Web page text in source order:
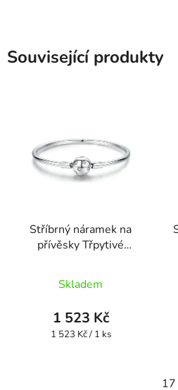
Související produkty
Stříbrný náramek na
přívěsky Třpytivé
Skladem
1 523 Kč
Měrná
1 523 Kč / 1 ks
17